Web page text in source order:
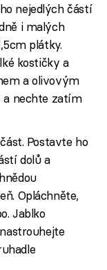
nejedlých částí
i malých
plátky.
kostičky a
a olivovým
a nechte zatím
Postavte ho
dolů a
Opláchněte,
Jablko